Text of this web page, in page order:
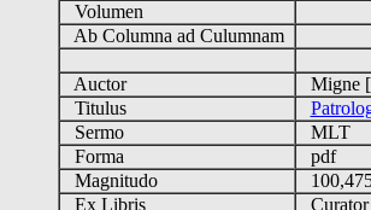
Volumen
Ab Columna ad Culumnam
Auctor
Migne
Titulus
Sermo
MLT
Forma
pdf
Magnitudo
Ex Libris
Curator